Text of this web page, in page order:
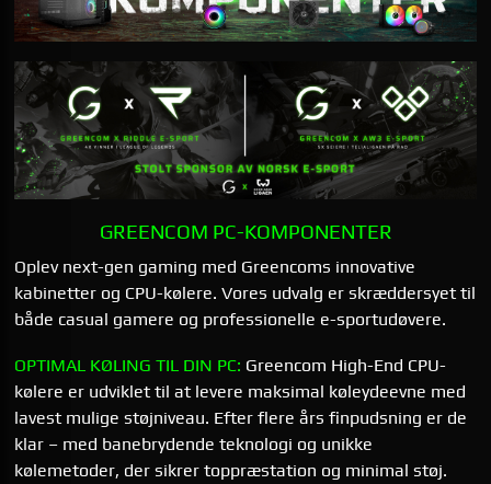
GREENCOM PC-KOMPONENTER
Oplev next-gen gaming med Greencoms innovative
kabinetter og CPU-kølere. Vores udvalg er skræddersyet til
både casual gamere og professionelle e-sportudøvere.
OPTIMAL KØLING TIL DIN PC: Greencom High-End CPU-
kølere er udviklet til at levere maksimal køle­ydeevne med
lavest mulige støjniveau. Efter flere års finpudsning er de
klar – med banebrydende teknologi og unikke
kølemetoder, der sikrer toppræstation og minimal støj.